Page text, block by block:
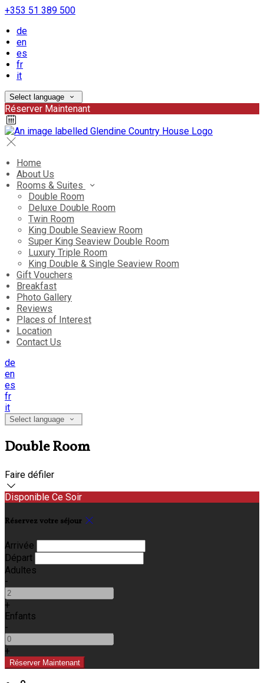
+353 51 389 500
de
en
es
fr
it
Select language
Réserver Maintenant
Home
About Us
Rooms & Suites
Double Room
Deluxe Double Room
Twin Room
King Double Seaview Room
Super King Seaview Double Room
Luxury Triple Room
King Double & Single Seaview Room
Gift Vouchers
Breakfast
Photo Gallery
Reviews
Places of Interest
Location
Contact Us
de
en
es
fr
it
Select language
Double Room
Faire défiler
Disponible Ce Soir
Réservez votre séjour
Arrivée
Départ
Adultes
-
+
Enfants
-
+